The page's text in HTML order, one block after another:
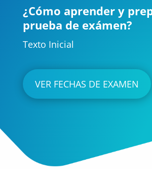
¿Cómo aprender y
prueba de exámen?
Texto Inicial
VER FECHAS DE EXAMEN